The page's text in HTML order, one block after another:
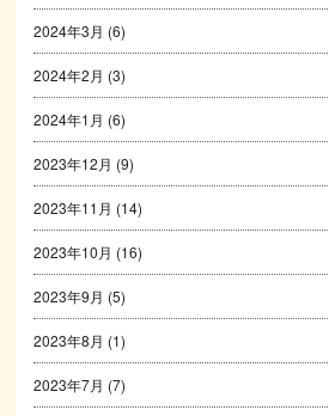
2024年3月 (6)
2024年2月 (3)
2024年1月 (6)
2023年12月 (9)
2023年11月 (14)
2023年10月 (16)
2023年9月 (5)
2023年8月 (1)
2023年7月 (7)